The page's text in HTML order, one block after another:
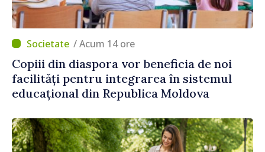
/ Acum 14 ore
Copiii din diaspora vor beneficia de noi
facilități pentru integrarea în sistemul
educațional din Republica Moldova